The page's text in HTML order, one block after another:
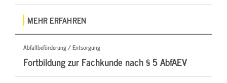
MEHR ERFAHREN
Abfallbeförderung / Entsorgung
Fortbildung zur Fachkunde nach § 5 AbfAEV